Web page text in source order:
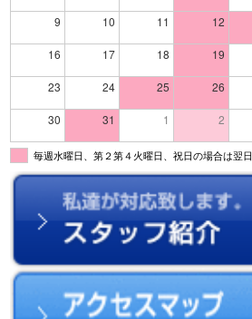
9 10 11 12
16 17 18 19
23 24 25 26
30 31 1 2
毎週水曜日、第２第４火曜日、祝日の場合は翌日